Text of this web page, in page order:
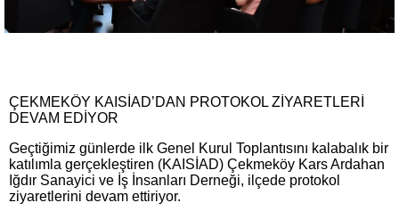
ÇEKMEKÖY KAISİAD’DAN PROTOKOL ZİYARETLERİ
DEVAM EDİYOR
Geçtiğimiz günlerde ilk Genel Kurul Toplantısını kalabalık bir
katılımla gerçekleştiren (KAISİAD) Çekmeköy Kars Ardahan
Iğdır Sanayici ve İş İnsanları Derneği, ilçede protokol
ziyaretlerini devam ettiriyor.